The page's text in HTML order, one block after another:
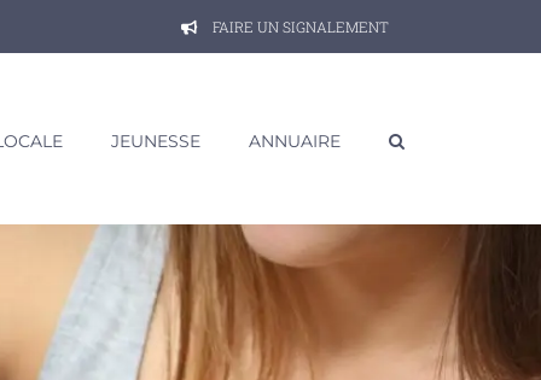
FAIRE UN SIGNALEMENT
JEUNESSE ANNUAIRE